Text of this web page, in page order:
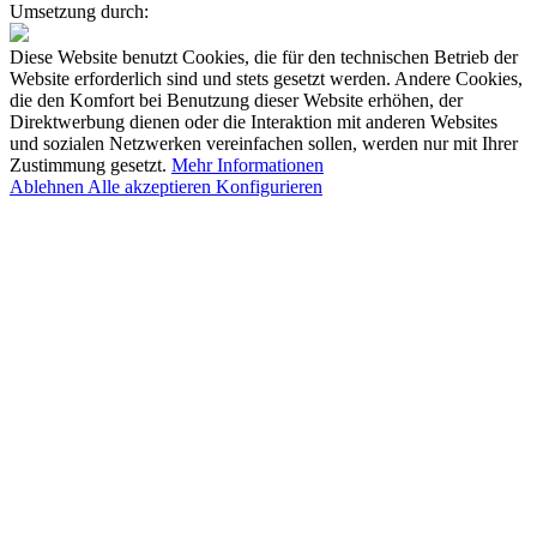
Umsetzung durch:
Diese Website benutzt Cookies, die für den technischen Betrieb der
Website erforderlich sind und stets gesetzt werden. Andere Cookies,
die den Komfort bei Benutzung dieser Website erhöhen, der
Direktwerbung dienen oder die Interaktion mit anderen Websites
und sozialen Netzwerken vereinfachen sollen, werden nur mit Ihrer
Zustimmung gesetzt. Mehr Informationen
Ablehnen Alle akzeptieren Konfigurieren